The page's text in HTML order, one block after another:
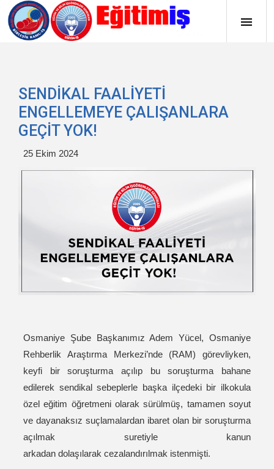
SENDİKAL FAALİYETİ
ENGELLEMEYE ÇALIŞANLARA
GEÇİT YOK!
25 Ekim 2024
Osmaniye Şube Başkanımız Adem Yücel, Osmaniye
Rehberlik Araştırma Merkezi’nde (RAM) görevliyken,
keyfi bir soruşturma açılıp bu soruşturma bahane
edilerek sendikal sebeplerle başka ilçedeki bir ilkokula
özel eğitim öğretmeni olarak sürülmüş, tamamen soyut
ve dayanaksız suçlamalardan ibaret olan bir soruşturma
açılmak suretiyle kanun
arkadan dolaşılarak cezalandırılmak istenmişti.